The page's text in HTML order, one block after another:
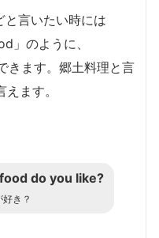
と言いたい時には
」のように、
きます。郷土料理と言
ます。
do you like?
き？